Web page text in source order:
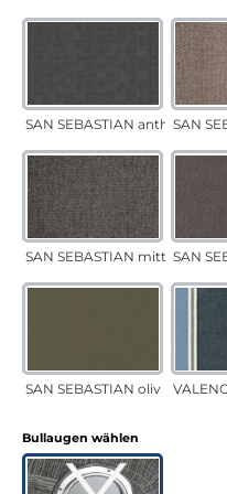
SAN SEBASTIAN anthrazit
SAN
SAN SEBASTIAN mittelgrau
SAN
SAN SEBASTIAN oliv
Bullaugen wählen